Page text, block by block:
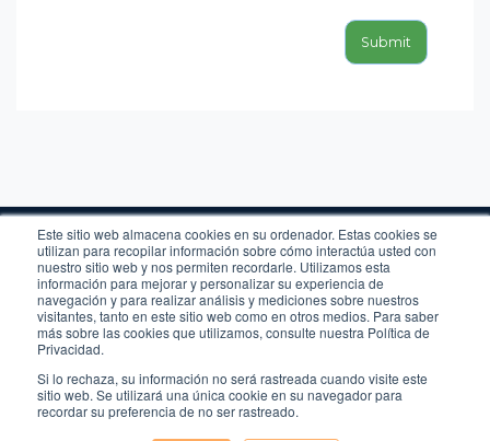
Este sitio web almacena cookies en su ordenador. Estas cookies se
utilizan para recopilar información sobre cómo interactúa usted con
nuestro sitio web y nos permiten recordarle. Utilizamos esta
información para mejorar y personalizar su experiencia de
navegación y para realizar análisis y mediciones sobre nuestros
visitantes, tanto en este sitio web como en otros medios. Para saber
más sobre las cookies que utilizamos, consulte nuestra Política de
Privacidad.
Si lo rechaza, su información no será rastreada cuando visite este
sitio web. Se utilizará una única cookie en su navegador para
recordar su preferencia de no ser rastreado.
Legal
Privacidad
Newsletter
Calle Alfonso XII, 62. Madrid 28014